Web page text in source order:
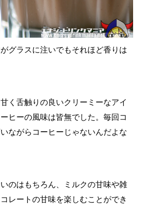
グラスに注いでもそれほど香りは
く舌触りの良いクリーミーなアイ
ヒーの風味は皆無でした。毎回コ
ながらコーヒーじゃないんだよな
のはもちろん、ミルクの甘味や雑
レートの甘味を楽しむことができ